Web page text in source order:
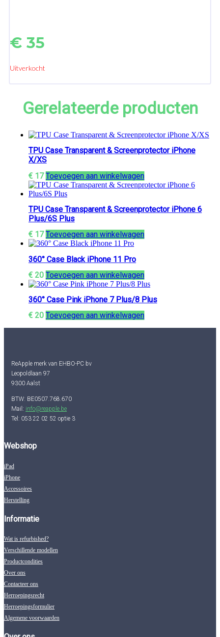
€ 35
Uitverkocht
Gerelateerde producten
TPU Case Transparent & Screenprotector iPhone
X/XS
€ 17 Toevoegen aan winkelwagen
TPU Case Transparent & Screenprotector iPhone 6
Plus/6S Plus
€ 17 Toevoegen aan winkelwagen
360° Case Black iPhone 11 Pro
€ 20 Toevoegen aan winkelwagen
360° Case Pink iPhone 7 Plus/8 Plus
€ 20 Toevoegen aan winkelwagen
ReApple merk van EHBO-PC bv
Leopoldlaan 97
9300 Aalst
BTW: BE0507.768.670
Mail: info@reapple.be
Tel: 053 22 02 52 optie 3
Webshop
iPad
iPhone
Accessoires
Herstelling
Informatie
Wat is refurbished?
Verschillende modellen
Productcondities
Over ons
Contacteer ons
Herroepingsrecht
Herroepingsformulier
Algemene voorwaarden